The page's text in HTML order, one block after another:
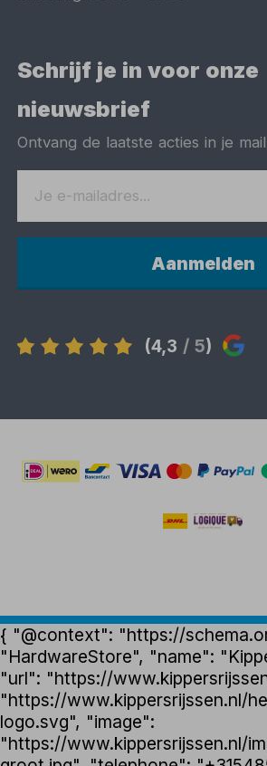
Schrijf je in voor onze
nieuwsbrief
Ontvang de laatste acties in je
Aanmelden
(4,3 / 5)
{ "@context": "https://
"HardwareStore", "name":
"url": "https://
"https://www.kippersrijssen.nl/
logo.svg", "image":
"https://www.kippersrijssen.nl/